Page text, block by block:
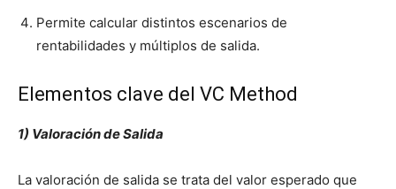
Permite calcular distintos escenarios de
rentabilidades y múltiplos de salida.
Elementos clave del VC Method
1) Valoración de Salida
La valoración de salida se trata del valor esperado que